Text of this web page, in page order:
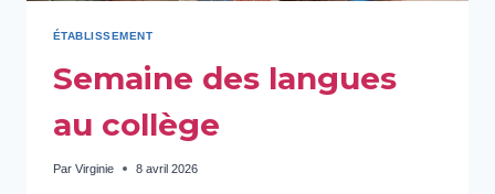
ÉTABLISSEMENT
Semaine des langues
au collège
Par Virginie 8 avril 2026